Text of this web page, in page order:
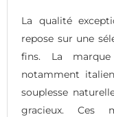
La qualité
repose sur une
fins. La
notamment
souplesse
gracieux. Ces